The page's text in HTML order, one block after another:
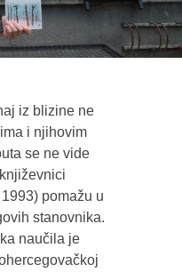
iz blizine ne
i njihovim
se ne vide
pomažu u
stanovnika.
naučila je